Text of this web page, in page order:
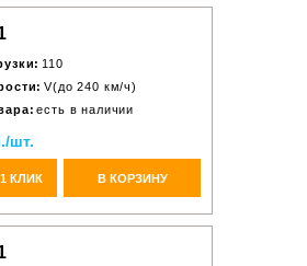
110
V(до 240 км/ч)
есть в наличии
шт.
КЛИК В КОРЗИНУ